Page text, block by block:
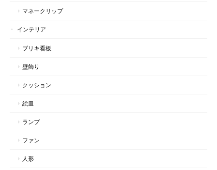
マネークリップ
インテリア
ブリキ看板
壁飾り
クッション
絵皿
ランプ
ファン
人形